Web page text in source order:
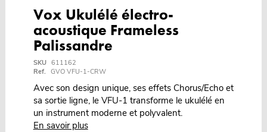
Vox Ukulélé électro-
acoustique Frameless
Palissandre
SKU 611162
Ref. GVO VFU-1-CRW
Avec son design unique, ses effets Chorus/Echo et
sa sortie ligne, le VFU-1 transforme le ukulélé en
un instrument moderne et polyvalent.
En savoir plus